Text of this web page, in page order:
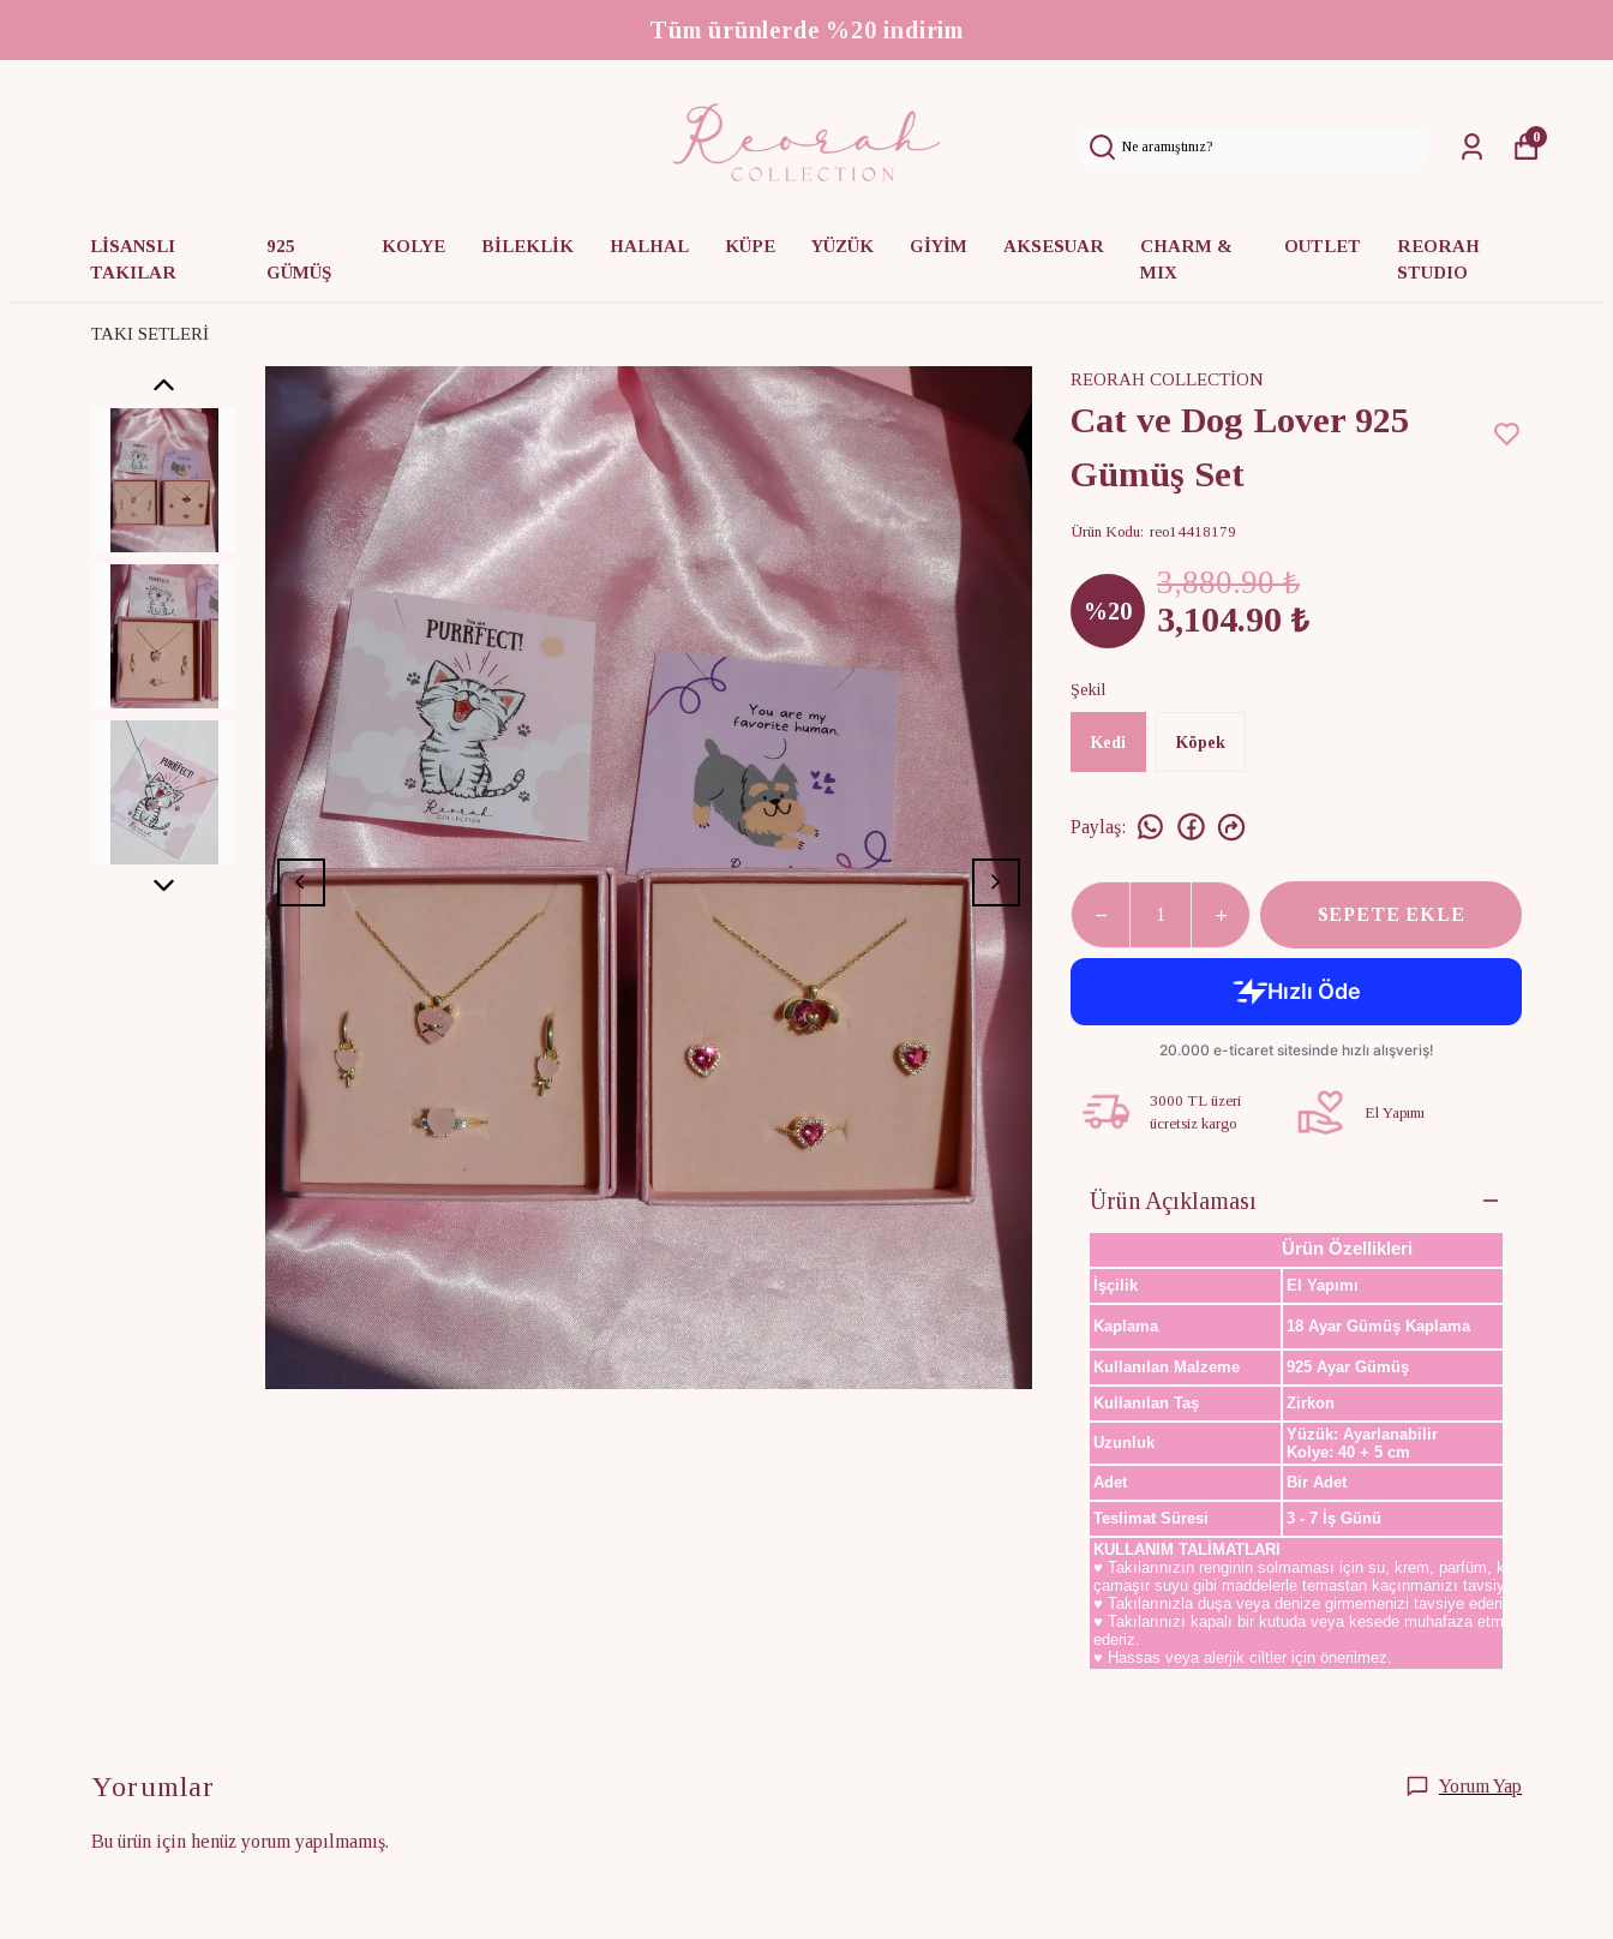
LİSANSLI
TAKILAR
925
GÜMÜŞ
KOLYE BİLEKLİK HALHAL KÜPE YÜZÜK GİYİM AKSESUAR
CHARM &
MIX
OUTLET
REORAH
STUDIO
0
TAKI SETLERİ
REORAH COLLECTİON
Cat ve Dog Lover 925
Gümüş Set
Ürün Kodu: reo14418179
%20
3,880.90 ₺
3,104.90 ₺
Şekil
Kedi Köpek
Paylaş:
SEPETE EKLE
3000 TL üzeri
ücretsiz kargo
El Yapımı
Ürün Açıklaması
Ürün Özellikleri
İşçilik El Yapımı
Kaplama 18 Ayar Gümüş Kaplama
Kullanılan Malzeme
925 Ayar Gümüş
Kullanılan Taş
Zirkon
Uzunluk
Yüzük: Ayarlanabilir
Kolye: 40 + 5 cm
Adet
Bir Adet
Teslimat Süresi
3 - 7 İş Günü
KULLANIM TALİMATLARI
♥ Takılarınızın renginin solmaması için su, krem, parfüm, kolonya,
çamaşır suyu gibi maddelerle temastan kaçınmanızı tavsiye ederiz.
♥ Takılarınızla duşa veya denize girmemenizi tavsiye ederiz.
♥ Takılarınızı kapalı bir kutuda veya kesede muhafaza etmenizi tavsiye
ederiz.
♥ Hassas veya alerjik ciltler için önerilmez.
Yorumlar Yorum Yap
Bu ürün için henüz yorum yapılmamış.